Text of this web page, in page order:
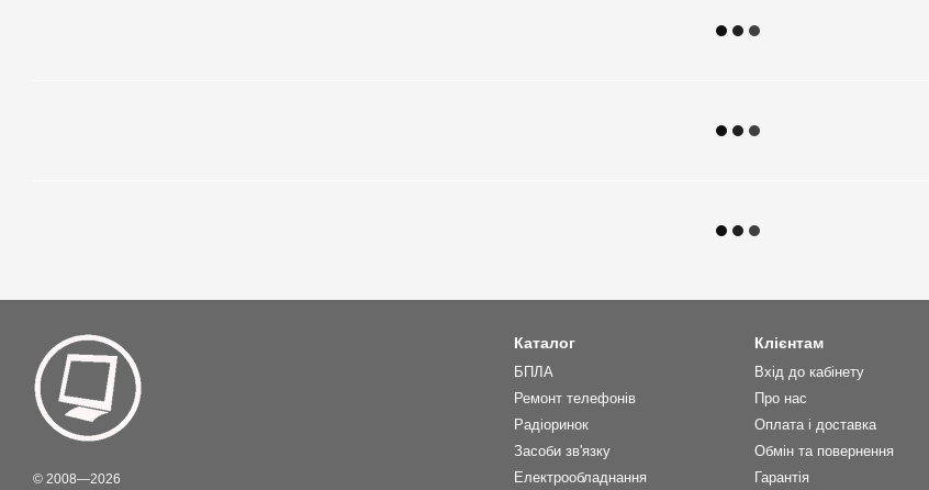
© 2008—2026
Каталог
БПЛА
Ремонт телефонів
Радіоринок
Засоби зв'язку
Електрообладнання
Клієнтам
Вхід до кабінету
Про нас
Оплата і доставка
Обмін та повернення
Гарантія